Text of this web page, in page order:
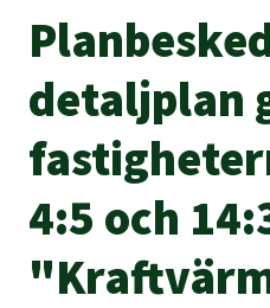
detaljplan
4:5 och